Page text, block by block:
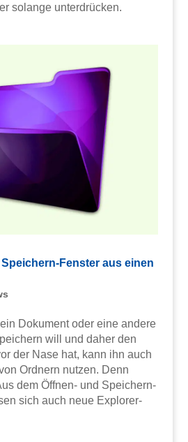
solange unterdrücken.
Fenster aus einen
Dokument oder eine andere
will und daher den
der Nase hat, kann ihn auch
Ordnern nutzen. Denn
dem Öffnen- und Speichern-
sich auch neue Explorer-